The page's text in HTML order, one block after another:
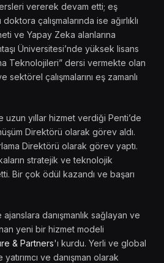
vererek devam etti; eş
çalışmalarında ise ağırlıklı
ve Yapay Zeka alanlarına
Üniversitesi’nde yüksek lisans
Teknolojileri” dersi vermekte olan
çalışmalarını eş zamanlı
uzun yıllar hizmet verdiği Penti’de
Direktörü olarak görev aldı.
Direktörü olarak görev yaptı.
stratejik ve teknolojik
Bir çok ödül kazandı ve başarı
danışmanlık sağlayan ve
yeni bir hizmet modeli
& Partners'ı kurdu. Yerli ve global
ve danışman olarak